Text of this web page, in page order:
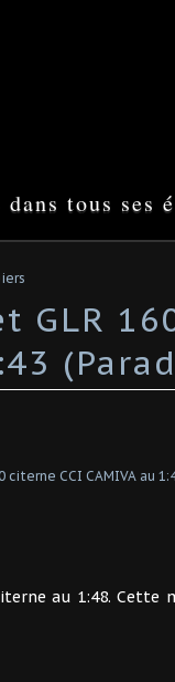
tous ses
GLR
au 1:48. Cette